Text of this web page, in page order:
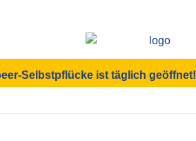
Selbstpflücke ist täglich geöffnet!